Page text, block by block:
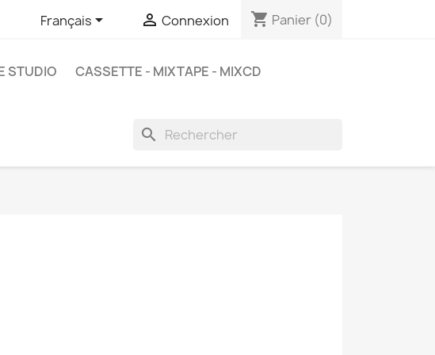
Français  Connexion shopping_cart Panier (0)
STUDIO CASSETTE - MIXTAPE - MIXCD
search